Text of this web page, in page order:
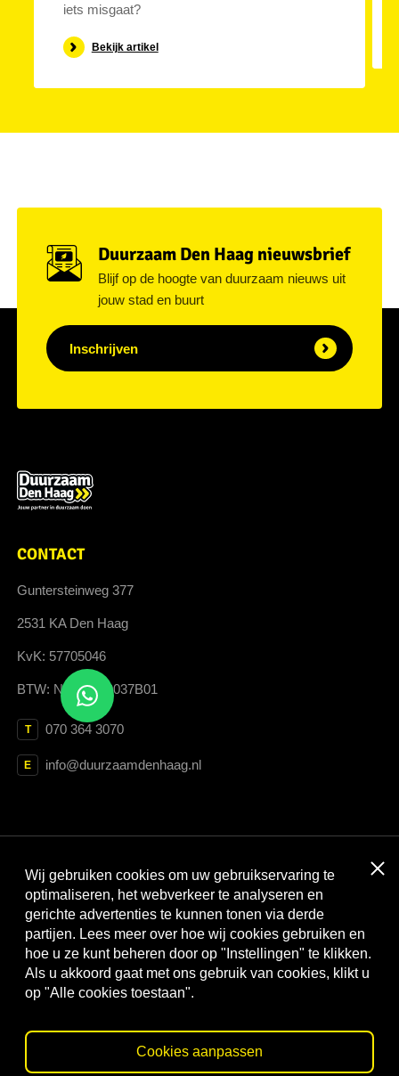
iets misgaat?
Bekijk artikel
Duurzaam Den Haag nieuwsbrief
Blijf op de hoogte van duurzaam nieuws uit
jouw stad en buurt
Inschrijven
CONTACT
Guntersteinweg 377
2531 KA Den Haag
KvK: 57705046
BTW: NL852699037B01
T 070 364 3070
E info@duurzaamdenhaag.nl
Met dank aan:
© Duurzaam Den Haag Privacy statement Cookies
Wij gebruiken cookies om uw gebruikservaring te
optimaliseren, het webverkeer te analyseren en
gerichte advertenties te kunnen tonen via derde
partijen. Lees meer over hoe wij cookies gebruiken en
hoe u ze kunt beheren door op "Instellingen" te klikken.
Als u akkoord gaat met ons gebruik van cookies, klikt u
op "Alle cookies toestaan".
Cookies aanpassen